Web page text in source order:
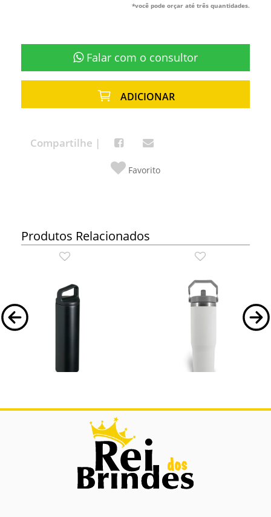
*você pode orçar até três quantidades.
Falar com o consultor
ADICIONAR
Compartilhe |
Favorito
Produtos Relacionados
Garrafa Térmica 600ml
Garrafa Térmica 600ml.
Garrafa Térmica com Alça